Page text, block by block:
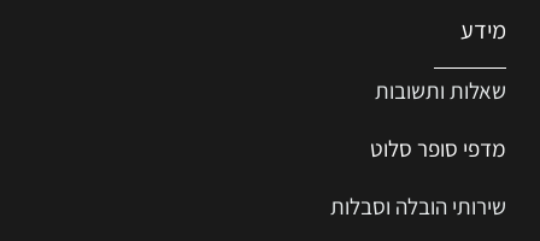
מידע
שאלות ותשובות
מדפי סופר סלוט
שירותי הובלה וסבלות